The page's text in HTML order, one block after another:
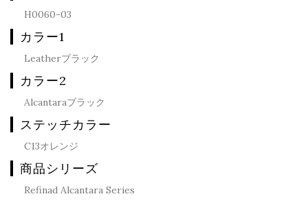
H0060-03
カラー1
Leatherブラック
カラー2
Alcantaraブラック
ステッチカラー
C13オレンジ
商品シリーズ
Refinad Alcantara Series